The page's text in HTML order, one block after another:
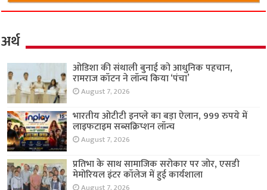
अर्थ
ओडिशा की संथाली बुनाई को आधुनिक पहचान,
रामराज कॉटन ने लॉन्च किया ‘पंचा’
August 7, 2026
भारतीय ओटीटी इनप्ले का बड़ा ऐलान, 999 रुपये में
लाइफटाइम सब्सक्रिप्शन लॉन्च
August 7, 2026
प्रतिभा के साथ सामाजिक सरोकार पर जोर, एसडी
मेमोरियल इंटर कॉलेज में हुई कार्यशाला